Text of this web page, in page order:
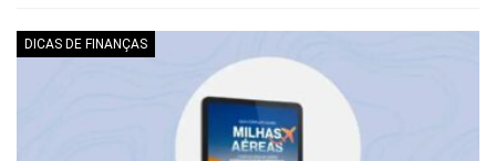
DICAS DE FINANÇAS